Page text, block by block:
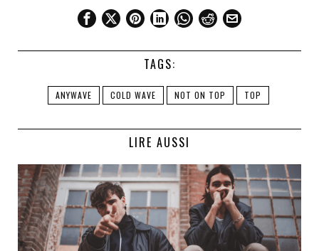
TAGS:
ANYWAVE COLD WAVE NOT ON TOP TOP
LIRE AUSSI